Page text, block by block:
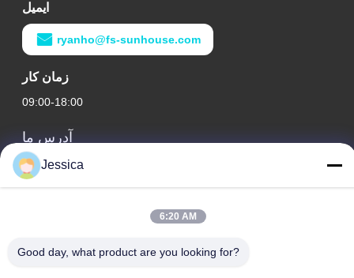
ایمیل
ryanho@fs-sunhouse.com
زمان کار
09:00-18:00
آدرس ما
آدرس شرکت
ساختمان بین المللی وییه، شماره 75 جاده لینگان، شهر دال، منطقه
ساختمان بین المللی وییه، شماره 75 جاده لینگان، شهر دال، منطقه
Jessica
6:20 AM
Good day, what product are you looking for?